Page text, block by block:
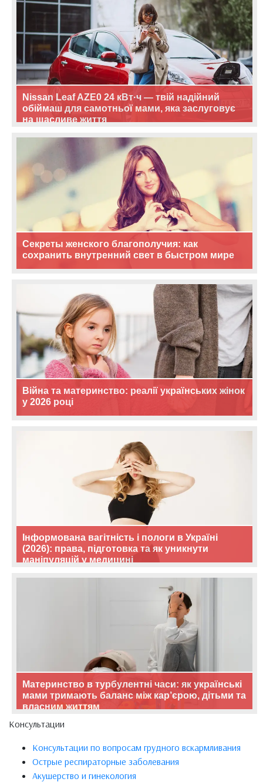
Nissan Leaf AZE0 24 кВт·ч — твій надійний
обіймаш для самотньої мами, яка заслуговує
на щасливе життя
Секреты женского благополучия: как
сохранить внутренний свет в быстром мире
Війна та материнство: реалії українських жінок
у 2026 році
Інформована вагітність і пологи в Україні
(2026): права, підготовка та як уникнути
маніпуляцій у медицині
Материнство в турбулентні часи: як українські
мами тримають баланс між кар’єрою, дітьми та
власним життям
Консультации
Консультации по вопросам грудного вскармливания
Острые респираторные заболевания
Акушерство и гинекология